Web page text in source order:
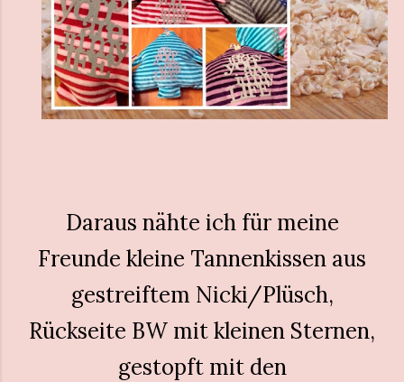
Daraus nähte ich für meine
Freunde kleine Tannenkissen aus
gestreiftem Nicki/Plüsch,
Rückseite BW mit kleinen Sternen,
gestopft mit den